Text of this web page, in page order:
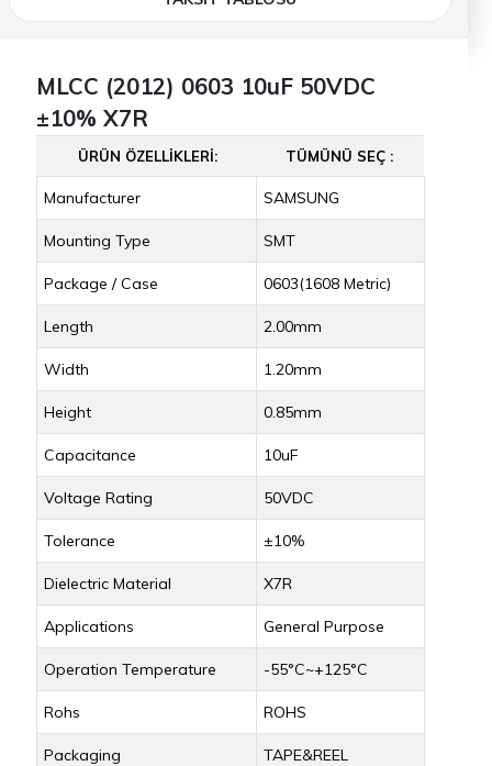
MLCC (2012) 0603 10uF 50VDC
±10% X7R
ÜRÜN ÖZELLIKLERI: TÜMÜNÜ SEÇ :
Manufacturer SAMSUNG
Mounting Type SMT
Package / Case 0603(1608 Metric)
Length 2.00mm
Width 1.20mm
Height 0.85mm
Capacitance 10uF
Voltage Rating 50VDC
Tolerance ±10%
Dielectric Material X7R
Applications General Purpose
Operation Temperature -55°C~+125°C
Rohs ROHS
Packaging TAPE&REEL